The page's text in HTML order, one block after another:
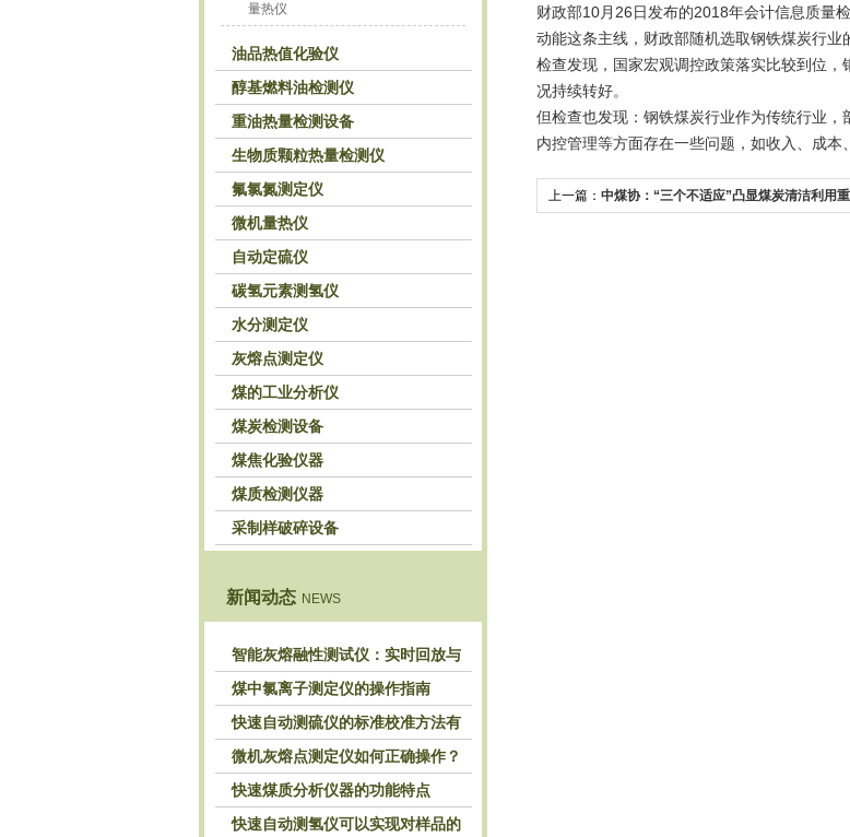
量热仪
油品热值化验仪
醇基燃料油检测仪
重油热量检测设备
生物质颗粒热量检测仪
氟氯氮测定仪
微机量热仪
自动定硫仪
碳氢元素测氢仪
水分测定仪
灰熔点测定仪
煤的工业分析仪
煤炭检测设备
煤焦化验仪器
煤质检测仪器
采制样破碎设备
新闻动态 NEWS
智能灰熔融性测试仪：实时回放与
历史分析，解锁灰熔特性精准洞察
煤中氯离子测定仪的操作指南
快速自动测硫仪的标准校准方法有
哪些？
微机灰熔点测定仪如何正确操作？
快速煤质分析仪器的功能特点
快速自动测氢仪可以实现对样品的
财政部10月26日发布的2018年会计信息质量
动能这条主线，财政部随机选取钢铁煤炭行业
检查发现，国家宏观调控政策落实比较到位，
况持续转好。
但检查也发现：钢铁煤炭行业作为传统行业，
内控管理等方面存在一些问题，如收入、成
上一篇： 中煤协：“三个不适应”凸显煤炭清洁利用